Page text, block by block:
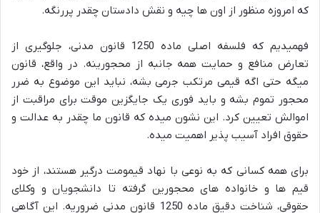
که امروزه منظور از اون ها چیه و نقش دادستان چقدر پررنگه.
فهمیدیم که فلسفه اصلی ماده 1250 قانون مدنی، جلوگیری از
تعارض منافع و حمایت همه جانبه از محجورینه. در واقع، قانون
میگه حتی اگه قیمی مرتکب جرمی بشه، نباید این موضوع به ضرر
محجور تموم بشه و باید فوری یک جایگزین موقت برای مراقبت از
اموالش تعیین کرد. این نشون میده که قانون ما چقدر به عدالت و
حقوق افراد آسیب پذیر اهمیت میده.
برای همه کسانی که به نوعی با نهاد قیمومت درگیر هستند، از خود
قیم ها و خانواده های محجورین گرفته تا دانشجویان و وکلای
حقوقی، شناخت دقیق ماده 1250 قانون مدنی ضروریه. این آگاهی